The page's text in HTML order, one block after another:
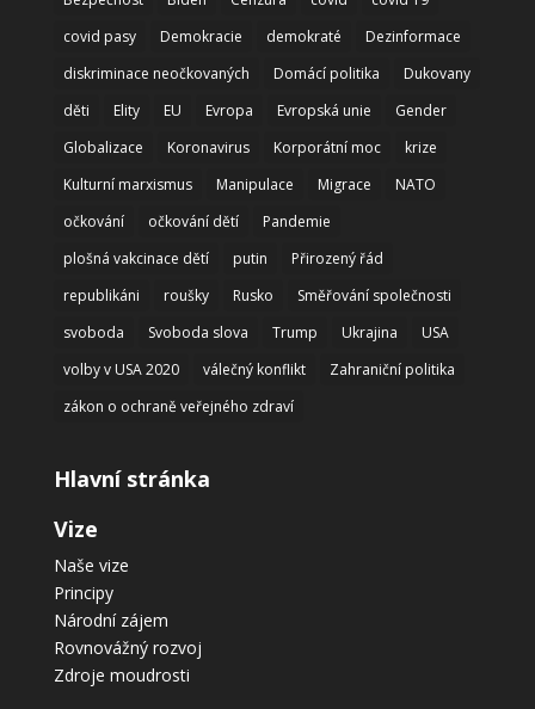
covid pasy
Demokracie demokraté
Dezinformace
diskriminace neočkovaných
Domácí politika
Dukovany
děti
Elity EU Evropa Evropská unie
Gender
Globalizace
Koronavirus Korporátní moc
krize
Kulturní marxismus
Manipulace Migrace
NATO
očkování
očkování dětí
Pandemie
plošná vakcinace dětí
putin
Přirozený řád
republikáni
roušky Rusko
Směřování společnosti
svoboda
Svoboda slova Trump Ukrajina
USA
volby v USA 2020
válečný konflikt
Zahraniční politika
zákon o ochraně veřejného zdraví
Hlavní stránka
Vize
Naše vize
Principy
Národní zájem
Rovnovážný rozvoj
Zdroje moudrosti